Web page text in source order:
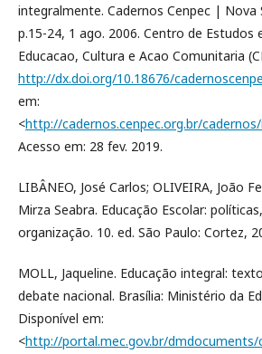
integralmente. Cadernos Cenpec | Nova
p.15-24, 1 ago. 2006. Centro de Estudos
Educacao, Cultura e Acao Comunitaria
http://dx.doi.org/10.18676/
em:
<http://cadernos.cenpec.org.br/
Acesso em: 28 fev. 2019.
LIBÂNEO, José Carlos; OLIVEIRA, João
Mirza Seabra. Educação Escolar:
organização. 10. ed. São Paulo: Cortez,
MOLL, Jaqueline. Educação integral:
debate nacional. Brasília: Ministério da
Disponível em:
<http://portal.mec.gov.br/dmdocuments/